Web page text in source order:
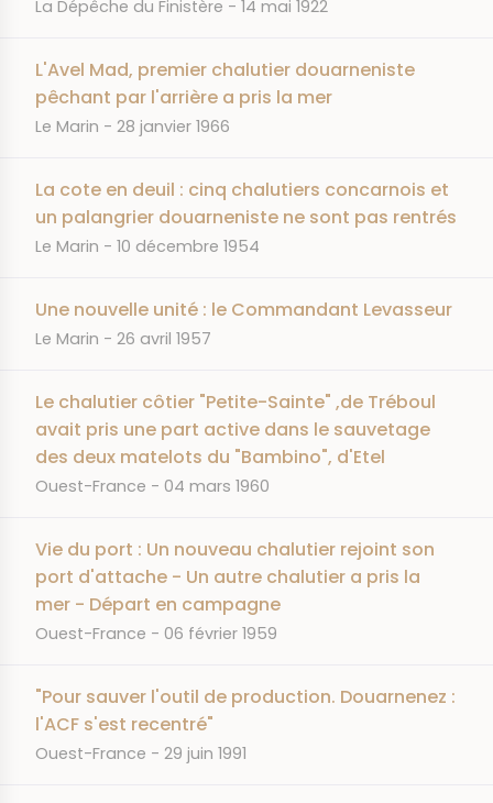
La Dépêche du Finistère 14 mai 1922
L'Avel Mad, premier chalutier douarneniste
pêchant par l'arrière a pris la mer
JOURNAL
Le Marin DATE
28 janvier 1966
La cote en deuil : cinq chalutiers concarnois et
un palangrier douarneniste ne sont pas rentrés
JOURNAL
Le Marin DATE
10 décembre 1954
Une nouvelle unité : le Commandant Levasseur
JOURNAL
Le Marin DATE
26 avril 1957
Le chalutier côtier "Petite-Sainte" ,de Tréboul
avait pris une part active dans le sauvetage
des deux matelots du "Bambino", d'Etel
JOURNAL
Ouest-France DATE
04 mars 1960
Vie du port : Un nouveau chalutier rejoint son
port d'attache - Un autre chalutier a pris la
mer - Départ en campagne
JOURNAL
Ouest-France DATE
06 février 1959
"Pour sauver l'outil de production. Douarnenez :
l'ACF s'est recentré"
JOURNAL
Ouest-France DATE
29 juin 1991